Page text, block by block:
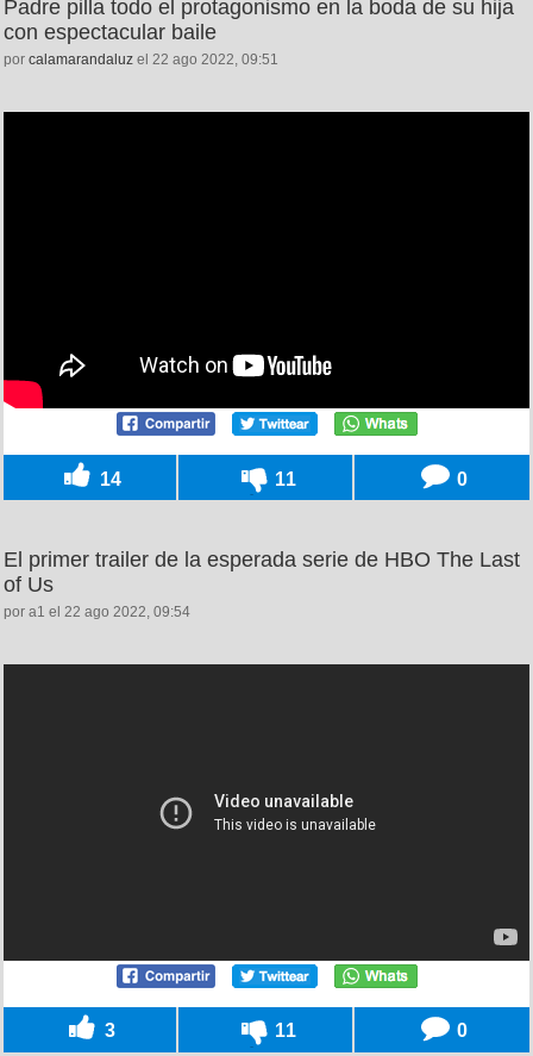
Padre pilla todo el protagonismo en la boda de su hija
con espectacular baile
por calamarandaluz el 22 ago 2022, 09:51
14 11 0
El primer trailer de la esperada serie de HBO The Last
of Us
por a1 el 22 ago 2022, 09:54
3 11 0